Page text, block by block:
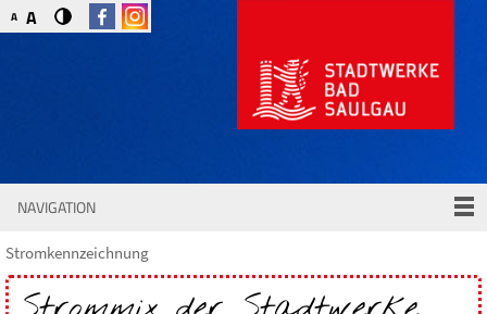
A A
NAVIGATION
Stromkennzeichnung